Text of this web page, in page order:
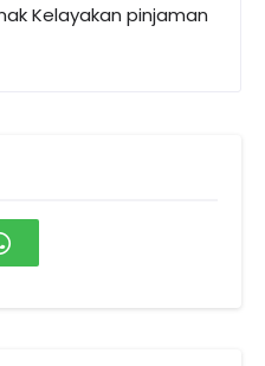
Kelayakan pinjaman